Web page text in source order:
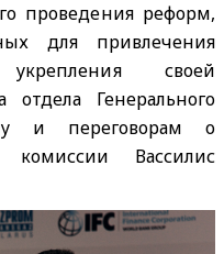
проведения реформ,
для привлечения
своей
Генерального
и переговорам о
комиссии Вассилис